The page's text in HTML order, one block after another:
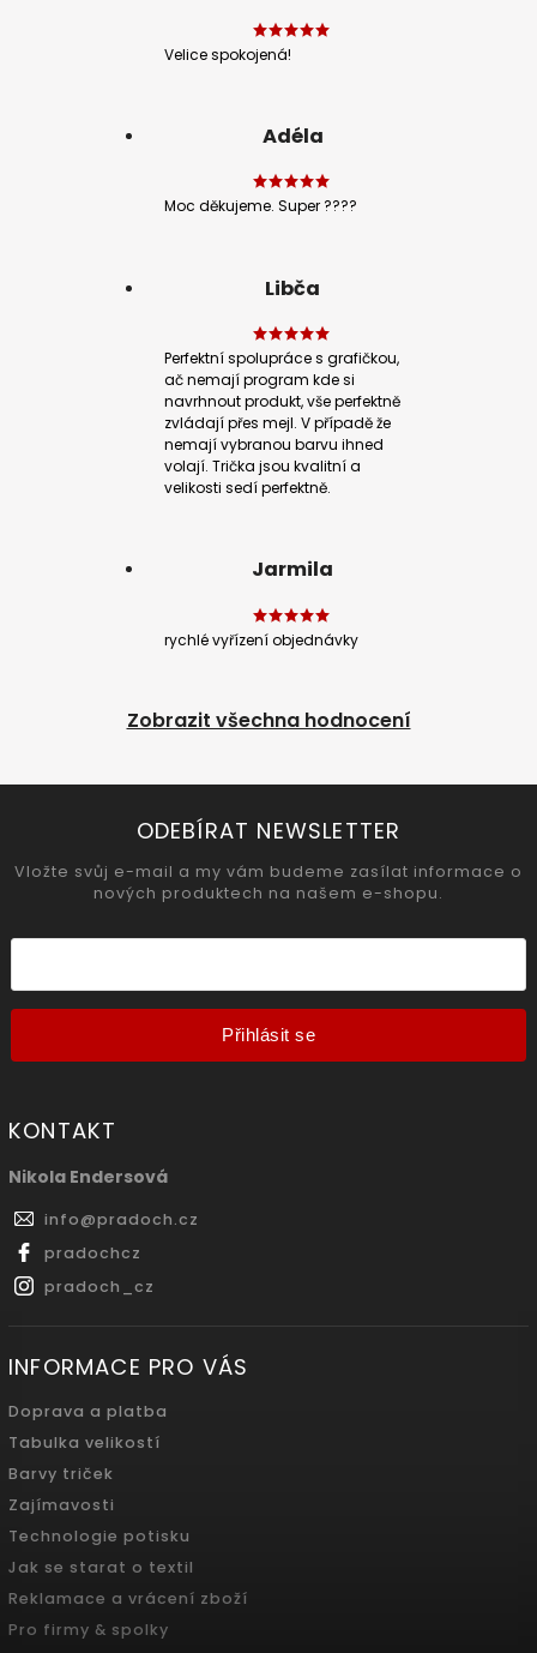
Velice spokojená!
Adéla
Moc děkujeme. Super ????
Libča
Perfektní spolupráce s grafičkou,
ač nemají program kde si
navrhnout produkt, vše perfektně
zvládají přes mejl. V případě že
nemají vybranou barvu ihned
volají. Trička jsou kvalitní a
velikosti sedí perfektně.
Jarmila
rychlé vyřízení objednávky
Zobrazit všechna hodnocení
ODEBÍRAT NEWSLETTER
Vložte svůj e-mail a my vám budeme zasílat informace o
nových produktech na našem e-shopu.
Přihlásit se
KONTAKT
Nikola Endersová
info@pradoch.cz
pradochcz
pradoch_cz
INFORMACE PRO VÁS
Doprava a platba
Tabulka velikostí
Barvy triček
Zajímavosti
Technologie potisku
Jak se starat o textil
Reklamace a vrácení zboží
Pro firmy & spolky